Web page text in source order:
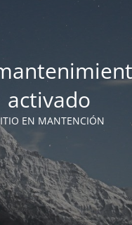
activado
EN MANTENCIÓN